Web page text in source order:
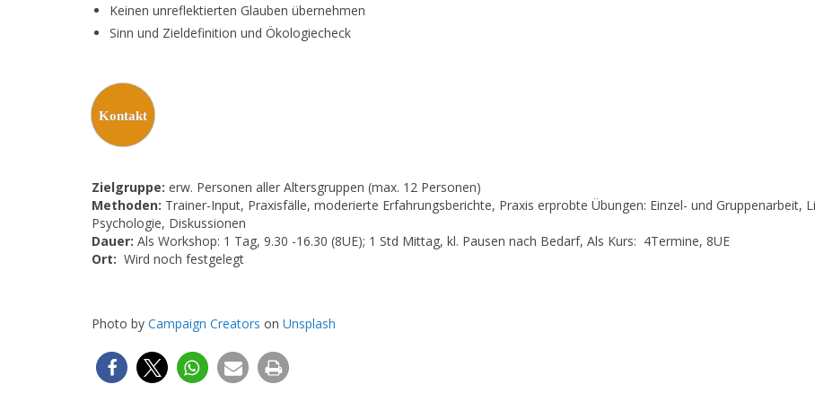
Keinen unreflektierten Glauben übernehmen
Sinn und Zieldefinition und Ökologiecheck
Kontakt
Zielgruppe: erw. Personen aller Altersgruppen (max. 12 Personen)
Methoden: Trainer-Input, Praxisfälle, moderierte Erfahrungsberichte, Praxis erprobte Übungen: Einzel- und Gruppenarbeit,
Psychologie, Diskussionen
Dauer: Als Workshop: 1 Tag, 9.30 -16.30 (8UE); 1 Std Mittag, kl. Pausen nach Bedarf, Als Kurs: 4Termine, 8UE
Ort: Wird noch festgelegt
Photo by Campaign Creators on Unsplash